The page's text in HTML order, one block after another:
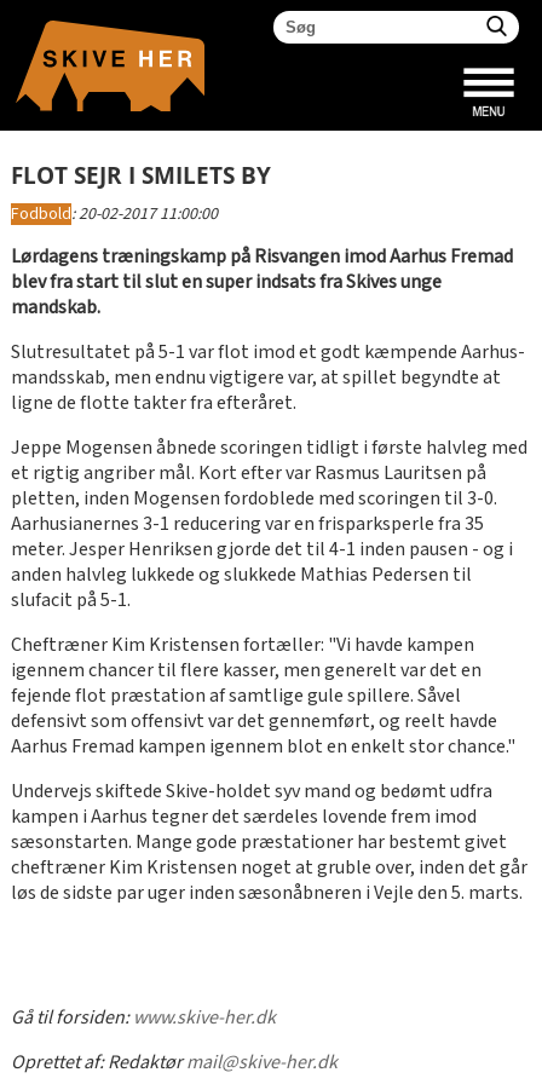
FLOT SEJR I SMILETS BY
Fodbold:20-02-2017 11:00:00
Lørdagens træningskamp på Risvangen imod Aarhus Fremad
blev fra start til slut en super indsats fra Skives unge
mandskab.
Slutresultatet på 5-1 var flot imod et godt kæmpende Aarhus-
mandsskab, men endnu vigtigere var, at spillet begyndte at
ligne de flotte takter fra efteråret.
Jeppe Mogensen åbnede scoringen tidligt i første halvleg med
et rigtig angriber mål. Kort efter var Rasmus Lauritsen på
pletten, inden Mogensen fordoblede med scoringen til 3-0.
Aarhusianernes 3-1 reducering var en frisparksperle fra 35
meter. Jesper Henriksen gjorde det til 4-1 inden pausen - og i
anden halvleg lukkede og slukkede Mathias Pedersen til
slufacit på 5-1.
Cheftræner Kim Kristensen fortæller: "Vi havde kampen
igennem chancer til flere kasser, men generelt var det en
fejende flot præstation af samtlige gule spillere. Såvel
defensivt som offensivt var det gennemført, og reelt havde
Aarhus Fremad kampen igennem blot en enkelt stor chance."
Undervejs skiftede Skive-holdet syv mand og bedømt udfra
kampen i Aarhus tegner det særdeles lovende frem imod
sæsonstarten. Mange gode præstationer har bestemt givet
cheftræner Kim Kristensen noget at gruble over, inden det går
løs de sidste par uger inden sæsonåbneren i Vejle den 5. marts.
Gå til forsiden:www.skive-her.dk
Oprettet af:Redaktørmail@skive-her.dk